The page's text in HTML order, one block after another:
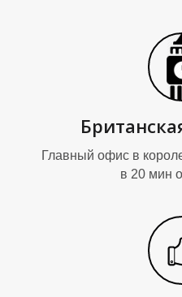
Главный офис в
в 20 мин